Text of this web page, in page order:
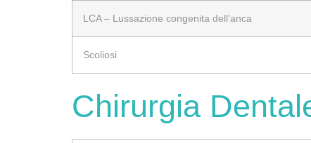
LCA – Lussazione congenita dell’anca
Scoliosi
Chirurgia